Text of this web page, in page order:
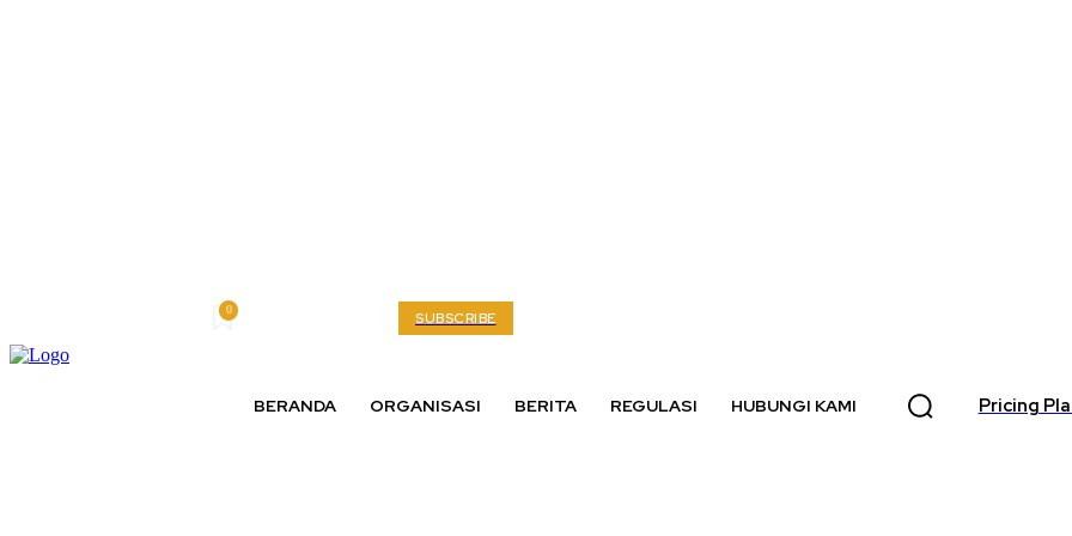
0 SUBSCRIBE
BERANDA ORGANISASI BERITA REGULASI HUBUNGI KAMI Pricing